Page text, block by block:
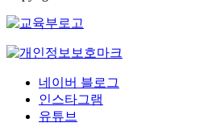
네이버 블로그
인스타그램
유튜브